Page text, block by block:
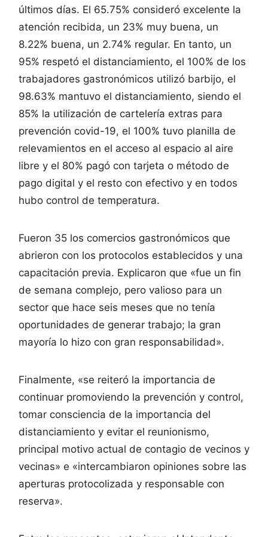
últimos días. El 65.75% consideró excelente la
atención recibida, un 23% muy buena, un
8.22% buena, un 2.74% regular. En tanto, un
95% respetó el distanciamiento, el 100% de los
trabajadores gastronómicos utilizó barbijo, el
98.63% mantuvo el distanciamiento, siendo el
85% la utilización de cartelería extras para
prevención covid-19, el 100% tuvo planilla de
relevamientos en el acceso al espacio al aire
libre y el 80% pagó con tarjeta o método de
pago digital y el resto con efectivo y en todos
hubo control de temperatura.
Fueron 35 los comercios gastronómicos que
abrieron con los protocolos establecidos y una
capacitación previa. Explicaron que «fue un fin
de semana complejo, pero valioso para un
sector que hace seis meses que no tenía
oportunidades de generar trabajo; la gran
mayoría lo hizo con gran responsabilidad».
Finalmente, «se reiteró la importancia de
continuar promoviendo la prevención y control,
tomar consciencia de la importancia del
distanciamiento y evitar el reunionismo,
principal motivo actual de contagio de vecinos y
vecinas» e «intercambiaron opiniones sobre las
aperturas protocolizada y responsable con
reserva».